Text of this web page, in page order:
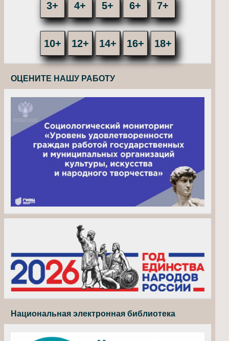
3+ 4+ 5+ 6+ 7+
10+ 12+ 14+ 16+ 18+
ОЦЕНИТЕ НАШУ РАБОТУ
Национальная электронная библиотека